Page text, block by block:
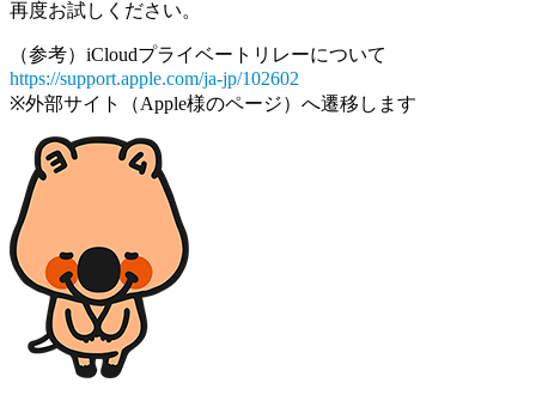
再度お試しください。
（参考）iCloudプライベートリレーについて
https://support.apple.com/ja-jp/102602
※外部サイト（Apple様のページ）へ遷移します